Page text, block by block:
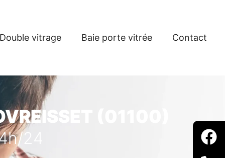
Double vitrage Baie porte vitrée Contact
(01100)
24